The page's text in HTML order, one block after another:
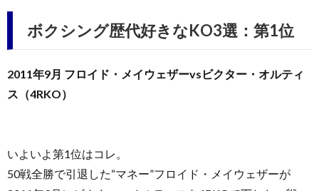
ボクシング歴代好きなKO3選：第1位
2011年9月 フロイド・メイウェザーvsビクター・オルティ
ス（4RKO）
いよいよ第1位はコレ。
50戦全勝で引退した“マネー”フロイド・メイウェザーが